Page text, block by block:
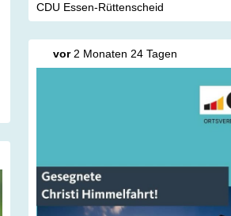
CDU Essen-Rüttenscheid
vor2 Monaten 24 Tagen